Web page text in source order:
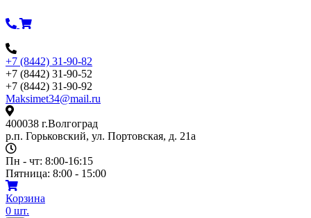
к
+7 (8442) 31-90-82
+7 (8442) 31-90-52
+7 (8442) 31-90-92
Maksimet34@mail.ru
400038 г.Волгоград
р.п. Горьковский, ул. Портовская, д. 21а
Пн - чт: 8:00-16:15
Пятница: 8:00 - 15:00
Корзина
0 шт.